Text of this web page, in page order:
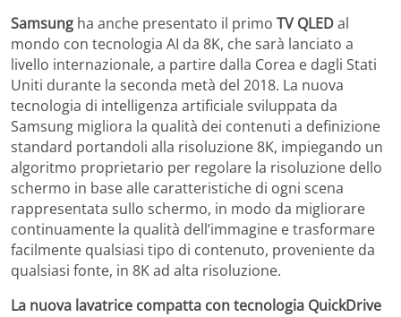
Samsung ha anche presentato il primo TV QLEDal
mondo con tecnologia AI da 8K, che sarà lanciato a
livello internazionale, a partire dalla Corea e dagli Stati
Uniti durante la seconda metà del 2018. La nuova
tecnologia di intelligenza artificiale sviluppata da
Samsung migliora la qualità dei contenuti a definizione
standard portandoli alla risoluzione 8K, impiegando un
algoritmo proprietario per regolare la risoluzione dello
schermo in base alle caratteristiche di ogni scena
rappresentata sullo schermo, in modo da migliorare
continuamente la qualità dell’immagine e trasformare
facilmente qualsiasi tipo di contenuto, proveniente da
qualsiasi fonte, in 8K ad alta risoluzione.
La nuova lavatrice compatta con tecnologia QuickDrive